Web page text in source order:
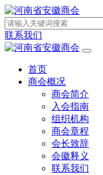
联系我们
首页
商会概况
商会简介
入会指南
组织机构
商会章程
会长致辞
会徽释义
联系我们